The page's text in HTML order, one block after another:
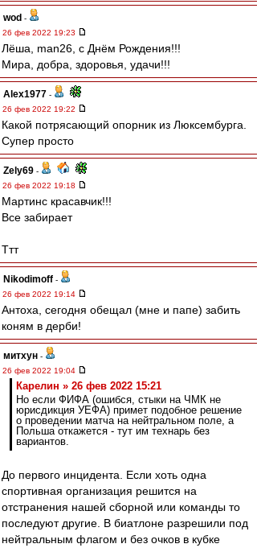
wod -
26 фев 2022 19:23
Лёша, man26, с Днём Рождения!!!
Мира, добра, здоровья, удачи!!!
Alex1977 -
26 фев 2022 19:22
Какой потрясающий опорник из Люксембурга.
Супер просто
Zely69 -
26 фев 2022 19:18
Мартинс красавчик!!!
Все забирает
Ттт
Nikodimoff -
26 фев 2022 19:14
Антоха, сегодня обещал (мне и папе) забить
коням в дерби!
митхун -
26 фев 2022 19:04
Карелин » 26 фев 2022 15:21
Но если ФИФА (ошибся, стыки на ЧМК не
юрисдикция УЕФА) примет подобное решение
о проведении матча на нейтральном поле, а
Польша откажется - тут им технарь без
вариантов.
До первого инцидента. Если хоть одна
спортивная организация решится на
отстранения нашей сборной или команды то
последуют другие. В биатлоне разрешили под
нейтральным флагом и без очков в кубке